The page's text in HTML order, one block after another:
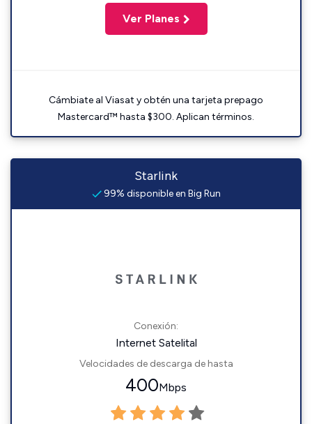
Ver Planes
Cámbiate al Viasat y obtén una tarjeta prepago
Mastercard™ hasta $300. Aplican términos.
Starlink
99% disponible en Big Run
Conexión:
Internet Satelital
Velocidades de descarga de hasta
400Mbps